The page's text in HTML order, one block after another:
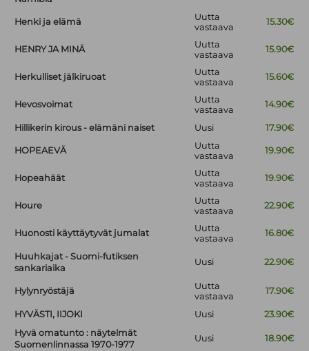
Henki ja elämä
Uutta
vastaava
15.30€
HENRY JA MINÄ
Uutta
vastaava
15.90€
Herkulliset jälkiruoat
Uutta
vastaava
15.60€
Hevosvoimat
Uutta
vastaava
14.90€
Hillikerin kirous - elämäni naiset Uusi 17.90€
HOPEAEVÄ
Uutta
vastaava
19.90€
Hopeahäät
Uutta
vastaava
19.90€
Houre
Uutta
vastaava
22.90€
Huonosti käyttäytyvät jumalat
Uutta
vastaava
16.80€
Huuhkajat - Suomi-futiksen
sankariaika
Uusi 22.90€
Hylynryöstäjä
Uutta
vastaava
17.90€
HYVÄSTI, IIJOKI Uusi
23.90€
Hyvä omatunto : näytelmät
Suomenlinnassa 1970-1977
Uusi 18.90€